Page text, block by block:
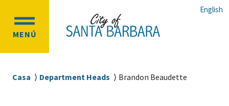
contenido
principal
navegación
English
MENÚ
OPEN
MENU
Sobrescribir
Casa Department Heads Brandon Beaudette